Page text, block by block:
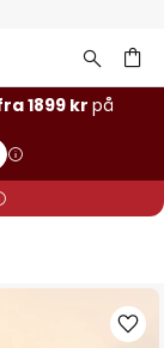
1899 krpå